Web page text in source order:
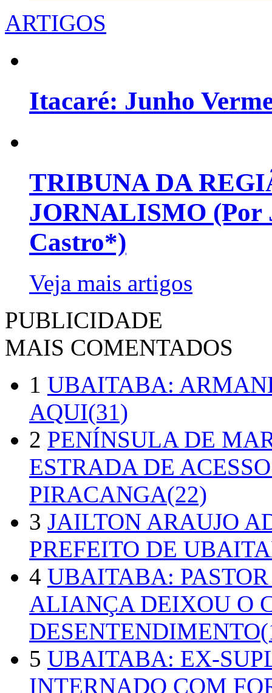
ARTIGOS
Itacaré: Junho
TRIBUNA DA
JORNALISMO (Por
Castro*)
Veja mais artigos
PUBLICIDADE
MAIS COMENTADOS
1 UBAITABA:
AQUI(31)
2 PENÍNSULA DE
ESTRADA DE
PIRACANGA(22)
3 JAILTON ARAUJO
PREFEITO DE
4 UBAITABA:
ALIANÇA DEIXOU O
5 UBAITABA: EX-
INTERNADO COM